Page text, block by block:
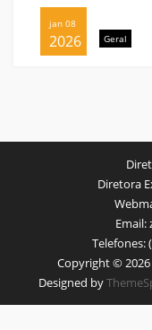
jan 08
2026 Geral
Diretora
Email:
Telefones:
Copyright © 2026
Designed by